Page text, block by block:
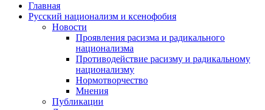
Главная
Русский национализм и ксенофобия
Новости
Проявления расизма и радикального
национализма
Противодействие расизму и радикальному
национализму
Нормотворчество
Мнения
Публикации